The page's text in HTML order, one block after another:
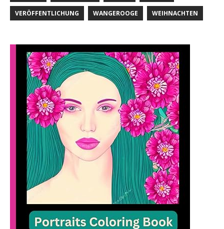
VERÖFFENTLICHUNG WANGEROOGE WEIHNACHTEN